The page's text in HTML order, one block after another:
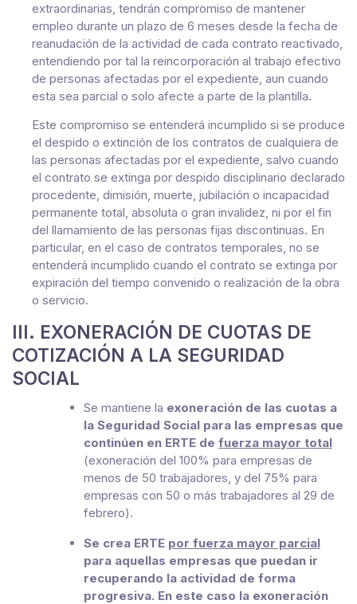
extraordinarias, tendrán compromiso de mantener
empleo durante un plazo de 6 meses desde la fecha de
reanudación de la actividad de cada contrato reactivado,
entendiendo por tal la reincorporación al trabajo efectivo
de personas afectadas por el expediente, aun cuando
esta sea parcial o solo afecte a parte de la plantilla.
Este compromiso se entenderá incumplido si se produce
el despido o extinción de los contratos de cualquiera de
las personas afectadas por el expediente, salvo cuando
el contrato se extinga por despido disciplinario declarado
procedente, dimisión, muerte, jubilación o incapacidad
permanente total, absoluta o gran invalidez, ni por el fin
del llamamiento de las personas fijas discontinuas. En
particular, en el caso de contratos temporales, no se
entenderá incumplido cuando el contrato se extinga por
expiración del tiempo convenido o realización de la obra
o servicio.
III. EXONERACIÓN DE CUOTAS DE
COTIZACIÓN A LA SEGURIDAD
SOCIAL
Se mantiene la exoneración de las cuotas a
la Seguridad Social para las empresas que
continúen en ERTE de fuerza mayor total
(exoneración del 100% para empresas de
menos de 50 trabajadores, y del 75% para
empresas con 50 o más trabajadores al 29 de
febrero).
Se crea ERTE por fuerza mayor parcial
para aquellas empresas que puedan ir
recuperando la actividad de forma
progresiva. En este caso la exoneración